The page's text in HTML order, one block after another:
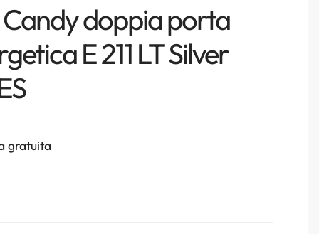
doppia porta
E 211 LT Silver
gratuita